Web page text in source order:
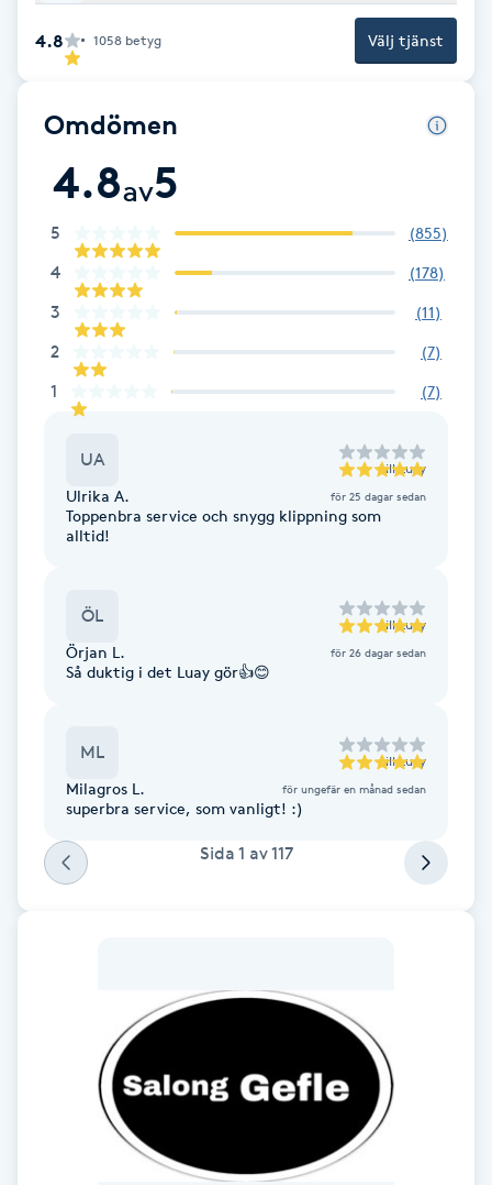
Fransrengöring
Friskvårdsmassage
Funktionsanalys
Färgning
Föning
Gel naglar
Gelenaglar
Gellack med förstärkning
Gravidmassage
Gravidyoga
Gua Sha-massage
Hatha Yoga
4.8 1058 betyg Välj tjänst
Omdömen
4.8av5
5 (855)
4 (178)
3 (11)
2 (7)
1 (7)
UA till Luay
Ulrika A. för 25 dagar sedan
Toppenbra service och snygg klippning som
alltid!
ÖL till Luay
Örjan L. för 26 dagar sedan
Så duktig i det Luay gör👍😊
ML till Luay
Milagros L. för ungefär en månad sedan
superbra service, som vanligt! :)
Sida 1 av117